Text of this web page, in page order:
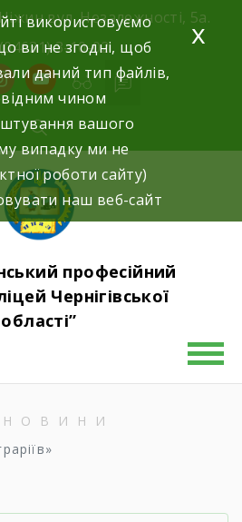
вул. Незалежності, 5а.
3-10-02
youtube
професійний
Чернігівської
області”
НОВИНИ
використовуємо
ви не згодні, щоб
даний тип файлів,
чином
вашого
випадку ми не
роботи сайту)
наш веб-сайт
x